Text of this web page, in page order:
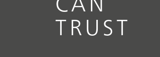
TRUST